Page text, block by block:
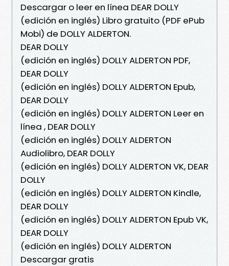
Descargar o leer en línea DEAR DOLLY
(edición en inglés) Libro gratuito (PDF ePub
Mobi) de DOLLY ALDERTON.
DEAR DOLLY
(edición en inglés) DOLLY ALDERTON PDF,
DEAR DOLLY
(edición en inglés) DOLLY ALDERTON Epub,
DEAR DOLLY
(edición en inglés) DOLLY ALDERTON Leer en
línea , DEAR DOLLY
(edición en inglés) DOLLY ALDERTON
Audiolibro, DEAR DOLLY
(edición en inglés) DOLLY ALDERTON VK, DEAR
DOLLY
(edición en inglés) DOLLY ALDERTON Kindle,
DEAR DOLLY
(edición en inglés) DOLLY ALDERTON Epub VK,
DEAR DOLLY
(edición en inglés) DOLLY ALDERTON
Descargar gratis